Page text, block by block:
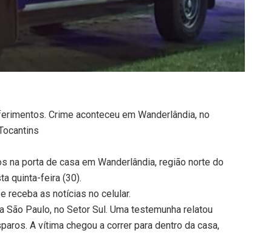
Crime aconteceu em Wanderlândia, no
na porta de casa em Wanderlândia, região norte do
quinta-feira (30).
receba as notícias no celular.
Paulo, no Setor Sul. Uma testemunha relatou
A vítima chegou a correr para dentro da casa,